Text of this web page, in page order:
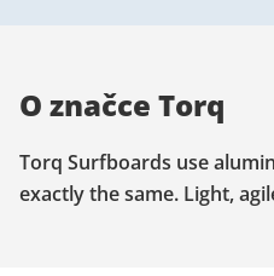
O značce Torq
Torq Surfboards use
exactly the same. Light,